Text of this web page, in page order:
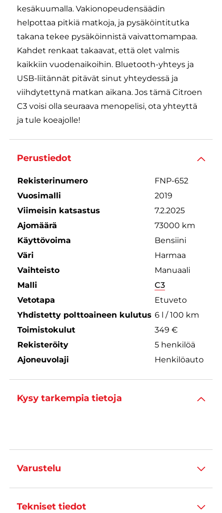
kesäkuumalla. Vakionopeudensäädin
helpottaa pitkiä matkoja, ja pysäköintitutka
takana tekee pysäköinnistä vaivattomampaa.
Kahdet renkaat takaavat, että olet valmis
kaikkiin vuodenaikoihin. Bluetooth-yhteys ja
USB-liitännät pitävät sinut yhteydessä ja
viihdytettynä matkan aikana. Jos tämä Citroen
C3 voisi olla seuraava menopelisi, ota yhteyttä
ja tule koeajolle!
Perustiedot
Rekisterinumero
FNP-652
Vuosimalli
2019
Viimeisin katsastus
7.2.2025
Ajomäärä
73000 km
Käyttövoima
Bensiini
Väri
Harmaa
Vaihteisto
Manuaali
Malli
C3
Vetotapa
Etuveto
Yhdistetty polttoaineen kulutus 6 l / 100 km
Toimistokulut
349 €
Rekisteröity
5 henkilöä
Ajoneuvolaji
Henkilöauto
Kysy tarkempia tietoja
Varustelu
Tekniset tiedot